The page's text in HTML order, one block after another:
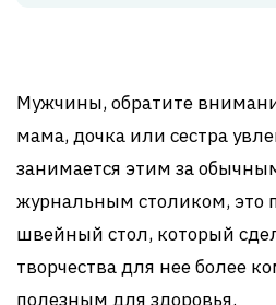
Мужчины, обратите
мама, дочка или сестра
занимается этим за
журнальным столиком, это
швейный стол, который
творчества для нее более
полезным для здоровья.